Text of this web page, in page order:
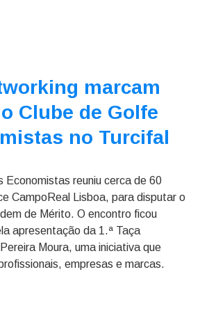
marcam
Clube de Golfe
no Turcifal
Economistas reuniu cerca de 60
CampoReal Lisboa, para disputar o
de Mérito. O encontro ficou
apresentação da 1.ª Taça
Moura, uma iniciativa que
empresas e marcas.